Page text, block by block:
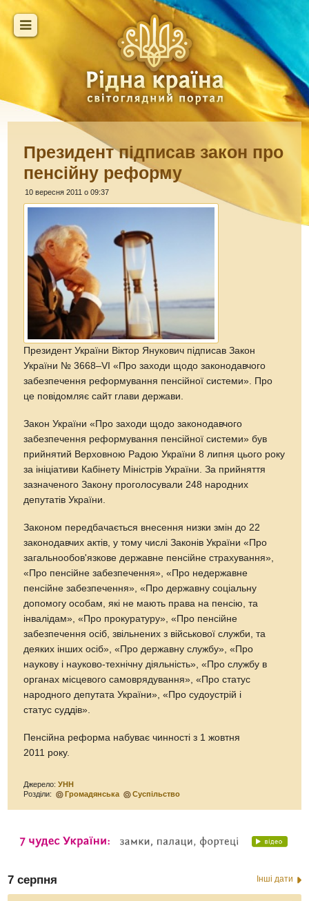
Президент підписав закон про
пенсійну реформу
10 вересня 2011 о 09:37
Президент України Віктор Янукович підписав Закон
України № 3668–VI «Про заходи щодо законодавчого
забезпечення реформування пенсійної системи». Про
це повідомляє сайт глави держави.
Закон України «Про заходи щодо законодавчого
забезпечення реформування пенсійної системи» був
прийнятий Верховною Радою України 8 липня цього року
за ініціативи Кабінету Міністрів України. За прийняття
зазначеного Закону проголосували 248 народних
депутатів України.
Законом передбачається внесення низки змін до 22
законодавчих актів, у тому числі Законів України «Про
загальнообов'язкове державне пенсійне страхування»,
«Про пенсійне забезпечення», «Про недержавне
пенсійне забезпечення», «Про державну соціальну
допомогу особам, які не мають права на пенсію, та
інвалідам», «Про прокуратуру», «Про пенсійне
забезпечення осіб, звільнених з військової служби, та
деяких інших осіб», «Про державну службу», «Про
наукову і науково-технічну діяльність», «Про службу в
органах місцевого самоврядування», «Про статус
народного депутата України», «Про судоустрій і
статус суддів».
Пенсiйна реформа набуває чинностi з 1 жовтня
2011 року.
Джерело:УНН
Розділи:
Громадянська Суспільство
7 серпня Інші дати